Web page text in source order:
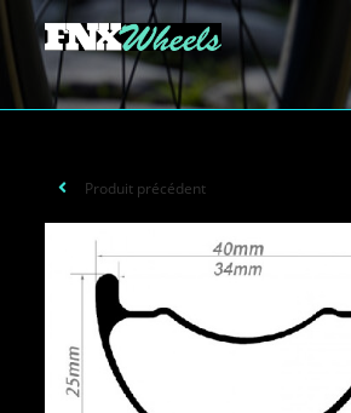
Produit précédent